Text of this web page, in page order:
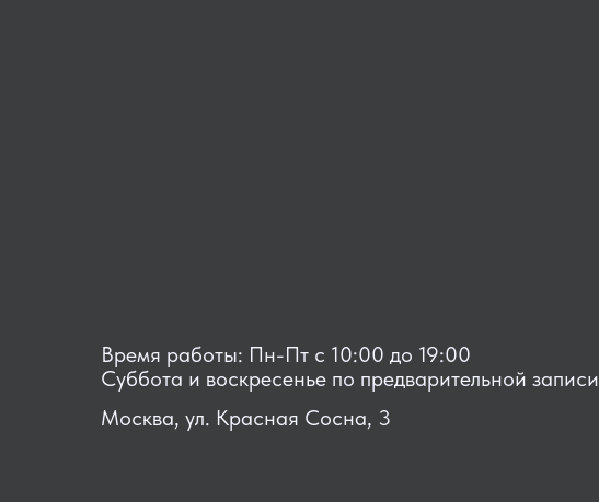
Время работы: Пн-Пт с 10:00 до 19:00
Суббота и воскресенье по предварительной записи
Москва, ул. Красная Сосна, 3